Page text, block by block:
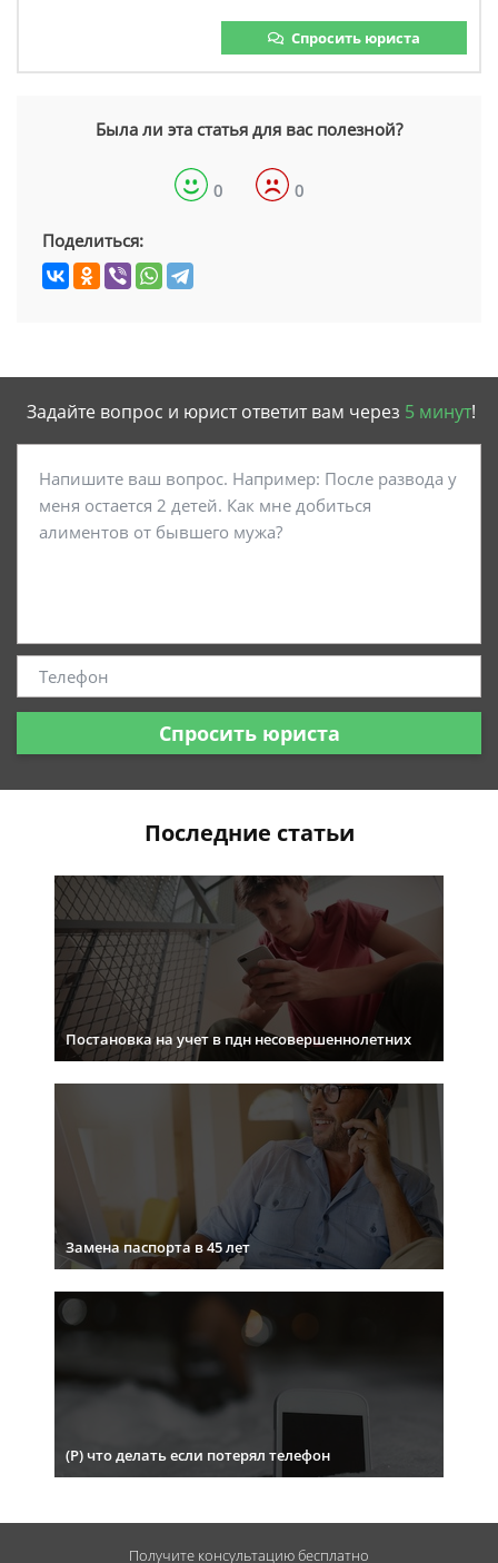
Спросить юриста
Была ли эта статья для вас полезной?
0 0
Поделиться:
Задайте вопрос и юрист ответит вам через 5 минут!
Спросить юриста
Последние статьи
Постановка на учет в пдн несовершеннолетних
Замена паспорта в 45 лет
(Р) что делать если потерял телефон
Получите консультациюбесплатно